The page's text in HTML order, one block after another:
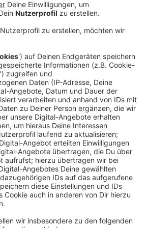
sind ausschließlich für
gedacht. Für die Erst- und
Corona sind sie dagegen nicht
erfolgt also
Impfstoffen, betont
Den angepassten Corona-
die Impfstellen des
an - wie auch das Impfmobil.
der Stiko-Empfehlung. Die dritte
ab 12 Jahren möglich. Eine
die Stiko nur bestimmten
ihnen zählen unter anderem
in Pflege-Einrichtungen
mit einem hohen Risiko schwer an